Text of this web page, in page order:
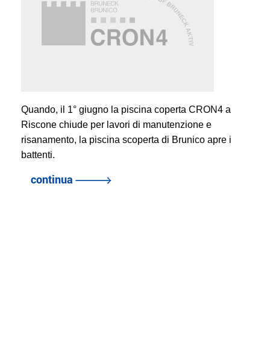
Quando, il 1° giugno la piscina coperta CRON4 a
Riscone chiude per lavori di manutenzione e
risanamento, la piscina scoperta di Brunico apre i
battenti.
continua